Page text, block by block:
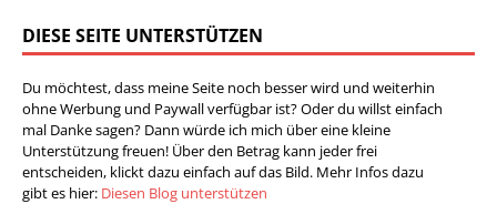
DIESE SEITE UNTERSTÜTZEN
Du möchtest, dass meine Seite noch besser wird und weiterhin
ohne Werbung und Paywall verfügbar ist? Oder du willst einfach
mal Danke sagen? Dann würde ich mich über eine kleine
Unterstützung freuen! Über den Betrag kann jeder frei
entscheiden, klickt dazu einfach auf das Bild. Mehr Infos dazu
gibt es hier: Diesen Blog unterstützen